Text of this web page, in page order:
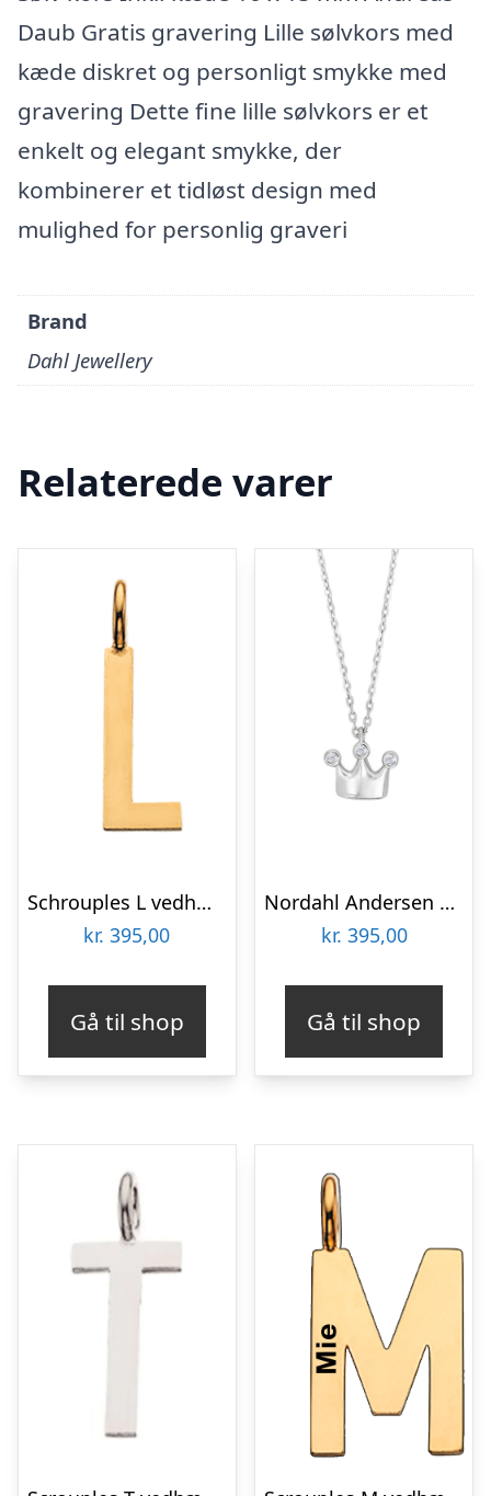
Daub Gratis gravering Lille sølvkors med
kæde diskret og personligt smykke med
gravering Dette fine lille sølvkors er et
enkelt og elegant smykke, der
kombinerer et tidløst design med
mulighed for personlig graveri
Brand
Dahl Jewellery
Relaterede varer
Schrouples L vedhæng forgyldt inkl. kæde
kr. 395,00
Gå til shop
Nordahl Andersen krone vedhæng / zirkoner og kæde
kr. 395,00
Gå til shop